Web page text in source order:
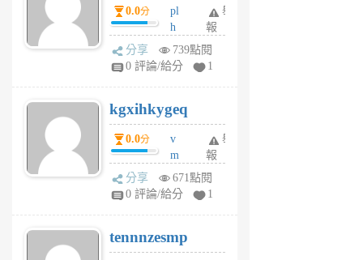
前
前
0.0分
pl
h
wi
w
6
個
月
前
舉
報
分享
739點閱
0 評論/給分
1
kgxihkygeq
0.0分
v
m
sg
sr
6
個
舉
報
分享
671點閱
0 評論/給分
1
tennnzesmp